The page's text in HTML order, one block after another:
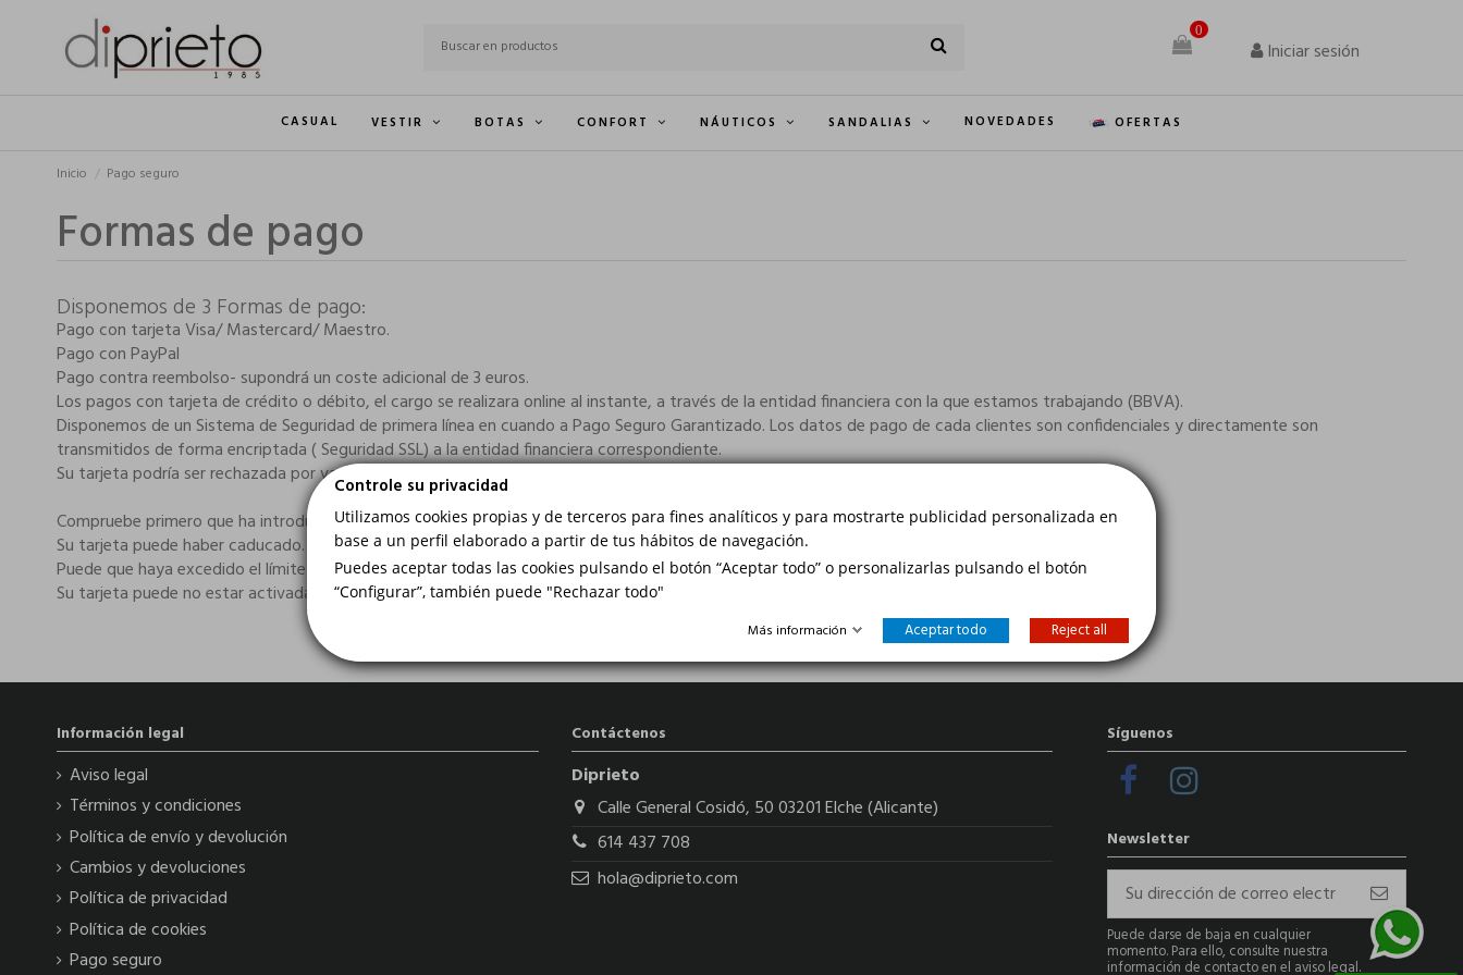
0
Iniciar sesión
CASUAL VESTIR BOTAS CONFORT NÁUTICOS SANDALIAS NOVEDADES OFERTAS
Inicio Pago seguro
Formas de pago
Disponemos de 3 Formas de pago:
Pago con tarjeta Visa/ Mastercard/ Maestro.
Pago con PayPal
Pago contra reembolso- supondrá un coste adicional de 3 euros.
Los pagos con tarjeta de crédito o débito, el cargo se realizara online al instante, a través de la entidad financiera con la que estamos trabajando (BBVA).
Disponemos de un Sistema de Seguridad de primera línea en cuando a Pago Seguro Garantizado. Los datos de pago de cada clientes son confidenciales y directamente son
transmitidos de forma encriptada ( Seguridad SSL) a la entidad financiera correspondiente.
Su tarjeta podría ser rechazada por varios motivos:
Compruebe primero que ha introducido todos los datos correctamente. Debe rellenar correctamente los datos necesarios.
Su tarjeta puede haber caducado. Fíjese en la fecha de expiración de su tarjeta.
Puede que haya excedido el límite que establece su banco para pagar con tarjeta.
Su tarjeta puede no estar activada para las compras online. Póngase en contacto con su banco.
Información legal
Aviso legal
Términos y condiciones
Política de envío y devolución
Cambios y devoluciones
Política de privacidad
Política de cookies
Pago seguro
Contáctenos
Diprieto
Calle General Cosidó, 50 03201 Elche (Alicante)
614 437 708
hola@diprieto.com
Síguenos
Newsletter
Puede darse de baja en cualquier
momento. Para ello, consulte nuestra
información de contacto en el aviso legal.
Controle su privacidad
Utilizamos cookies propias y de terceros para fines analíticos y para mostrarte publicidad personalizada en
base a un perfil elaborado a partir de tus hábitos de navegación.
Puedes aceptar todas las cookies pulsando el botón “Aceptar todo” o personalizarlas pulsando el botón
“Configurar”, también puede "Rechazar todo"
Más información Aceptar todo Reject all